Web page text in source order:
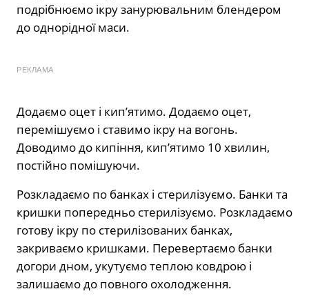
подрібнюємо ікру занурювальним блендером
до однорідної маси.
РЕКЛАМА
Додаємо оцет і кип’ятимо. Додаємо оцет,
перемішуємо і ставимо ікру на вогонь.
Доводимо до кипіння, кип’ятимо 10 хвилин,
постійно помішуючи.
Розкладаємо по банках і стерилізуємо. Банки та
кришки попередньо стерилізуємо. Розкладаємо
готову ікру по стерилізованих банках,
закриваємо кришками. Перевертаємо банки
догори дном, укутуємо теплою ковдрою і
залишаємо до повного охолодження.